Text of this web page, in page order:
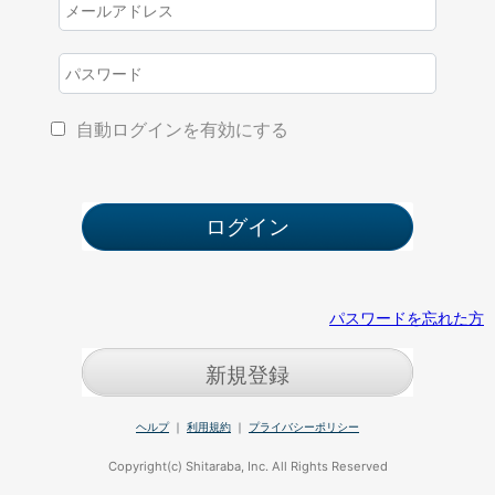
自動ログインを有効にする
パスワードを忘れた方
新規登録
ヘルプ｜ 利用規約 ｜ プライバシーポリシー
Copyright(c) Shitaraba, Inc. All Rights Reserved